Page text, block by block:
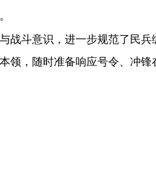
战斗意识，进一步规范了民
领，随时准备响应号令、冲